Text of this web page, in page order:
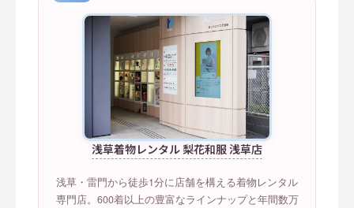
浅草着物レンタル 梨花和服 浅草店
浅草・雷門から徒歩1分に店舗を構える着物レンタル
専門店。600着以上の豊富なラインナップと年間数万